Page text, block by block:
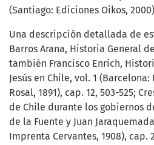
(Santiago: Ediciones Oikos,
Una descripción detallada de
Barros Arana, Historia General
también Francisco Enrich,
Jesús en Chile, vol. 1
Rosal, 1891), cap. 12, 503-525;
de Chile durante los gobiernos
de la Fuente y Juan
Imprenta Cervantes, 1908), cap.